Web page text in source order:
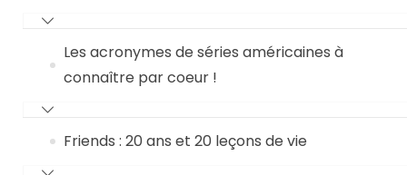
Les acronymes de séries américaines à
connaître par coeur !
Friends : 20 ans et 20 leçons de vie